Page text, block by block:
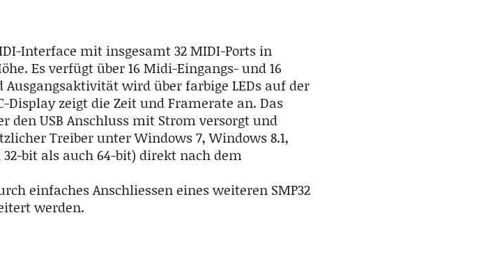
Interface mit insgesamt 32 MIDI-Ports in
Es verfügt über 16 Midi-Eingangs- und 16
wird über farbige LEDs auf der
Display zeigt die Zeit und Framerate an. Das
den USB Anschluss mit Strom versorgt und
Treiber unter Windows 7, Windows 8.1,
bit als auch 64-bit) direkt nach dem
einfaches Anschliessen eines weiteren SMP32
werden.